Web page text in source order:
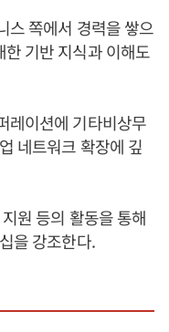
스 쪽에서 경력을 쌓으
기반 지식과 이해도
레이션에 기타비상무
네트워크 확장에 깊
원 등의 활동을 통해
을 강조한다.